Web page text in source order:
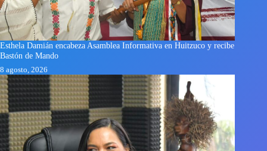
Esthela Damián encabeza Asamblea Informativa en Huitzuco y recibe
Bastón de Mando
8 agosto, 2026